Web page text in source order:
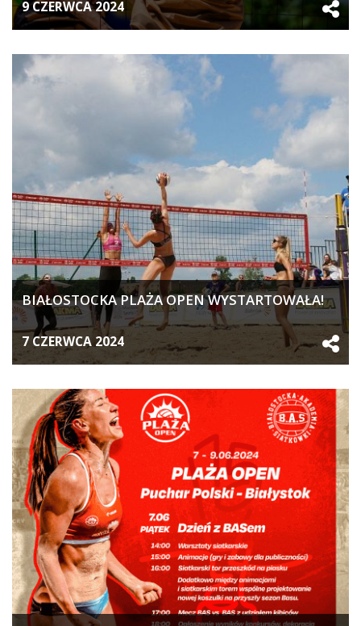
9 CZERWCA 2024
BIAŁOSTOCKA PLAŻA OPEN WYSTARTOWAŁA!
7 CZERWCA 2024